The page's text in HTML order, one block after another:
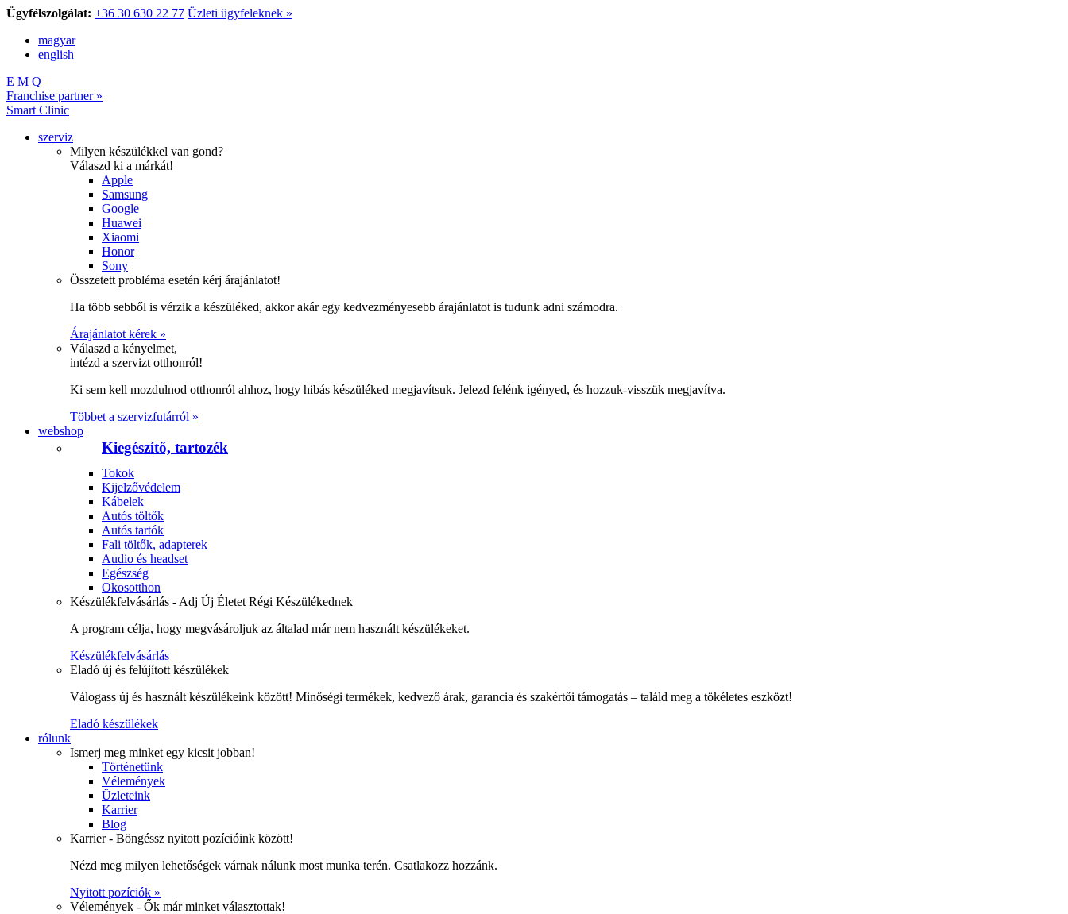
Ügyfélszolgálat: +36 30 630 22 77 Üzleti ügyfeleknek »
magyar
english
E M Q
Franchise partner »
Smart Clinic
szerviz
Milyen készülékkel van gond?
Válaszd ki a márkát!
Apple
Samsung
Google
Huawei
Xiaomi
Honor
Sony
Összetett probléma esetén kérj árajánlatot!
Ha több sebből is vérzik a készüléked, akkor akár egy kedvezményesebb árajánlatot is tudunk adni számodra.
Árajánlatot kérek »
Válaszd a kényelmet,
intézd a szervizt otthonról!
Ki sem kell mozdulnod otthonról ahhoz, hogy hibás készüléked megjavítsuk. Jelezd felénk igényed, és hozzuk-visszük megjavítva.
Többet a szervizfutárról »
webshop
Kiegészítő, tartozék
Tokok
Kijelzővédelem
Kábelek
Autós töltők
Autós tartók
Fali töltők, adapterek
Audio és headset
Egészség
Okosotthon
Készülékfelvásárlás - Adj Új Életet Régi Készülékednek
A program célja, hogy megvásároljuk az általad már nem használt készülékeket.
Készülékfelvásárlás
Eladó új és felújított készülékek
Válogass új és használt készülékeink között! Minőségi termékek, kedvező árak, garancia és szakértői támogatás – találd meg a tökéletes eszközt!
Eladó készülékek
rólunk
Ismerj meg minket egy kicsit jobban!
Történetünk
Vélemények
Üzleteink
Karrier
Blog
Karrier - Böngéssz nyitott pozícióink között!
Nézd meg milyen lehetőségek várnak nálunk most munka terén. Csatlakozz hozzánk.
Nyitott pozíciók »
Vélemények - Ők már minket választottak!